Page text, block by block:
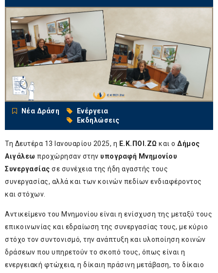
Νέα Δράση
Ενέργεια
Εκδηλώσεις
Τη Δευτέρα 13 Ιανουαρίου 2025, η Ε.Κ.ΠΟΙ.ΖΩ και ο Δήμος
Αιγάλεω προχώρησαν στην υπογραφή Μνημονίου
Συνεργασίας σε συνέχεια της ήδη αγαστής τους
συνεργασίας, αλλά και των κοινών πεδίων ενδιαφέροντος
και στόχων.
Αντικείμενο του Μνημονίου είναι η ενίσχυση της μεταξύ τους
επικοινωνίας και εδραίωση της συνεργασίας τους, με κύριο
στόχο τον συντονισμό, την ανάπτυξη και υλοποίηση κοινών
δράσεων που υπηρετούν το σκοπό τους, όπως είναι η
ενεργειακή φτώχεια, η δίκαιη πράσινη μετάβαση, το δίκαιο